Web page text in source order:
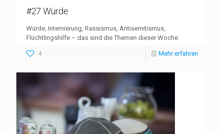
#27 Würde
Würde, Internierung, Rassismus, Antisemitismus,
Flüchtlingshilfe – das sind die Themen dieser Woche.
4 Mehr erfahren